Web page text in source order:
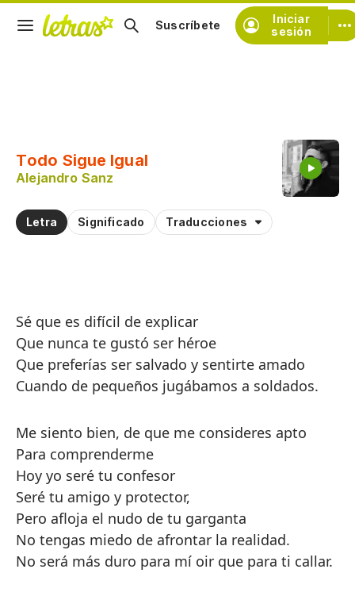
Iniciar
sesión
Suscríbete
Todo Sigue Igual
Alejandro Sanz
Letra Significado Traducciones
Sé que es difícil de explicar
Que nunca te gustó ser héroe
Que preferías ser salvado y sentirte amado
Cuando de pequeños jugábamos a soldados.
Me siento bien, de que me consideres apto
Para comprenderme
Hoy yo seré tu confesor
Seré tu amigo y protector,
Pero afloja el nudo de tu garganta
No tengas miedo de afrontar la realidad.
No será más duro para mí oir que para ti callar.
Practicar la pronunciación de